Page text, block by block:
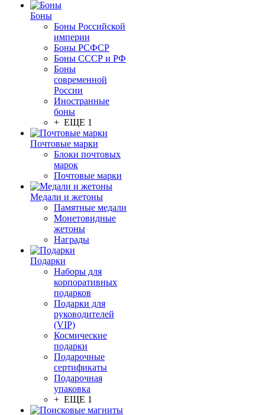
Боны
Боны Российской
империи
Боны РСФСР
Боны СССР и РФ
Боны
современной
России
Иностранные
боны
+ ЕЩЕ 1
Почтовые марки
Блоки почтовых
марок
Почтовые марки
Медали и жетоны
Памятные медали
Монетовидные
жетоны
Награды
Подарки
Наборы для
корпоративных
подарков
Подарки для
руководителей
(VIP)
Космические
подарки
Подарочные
сертификаты
Подарочная
упаковка
+ ЕЩЕ 1